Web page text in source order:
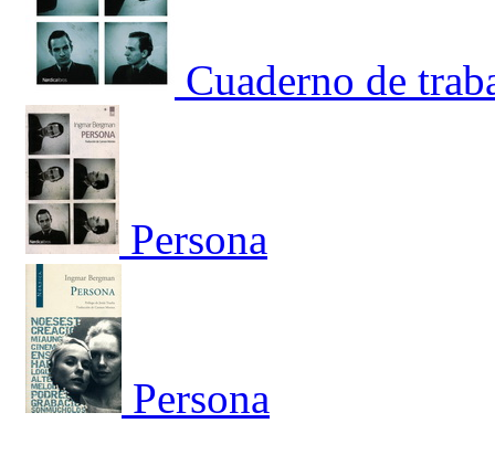
Cuaderno de
Persona
Persona